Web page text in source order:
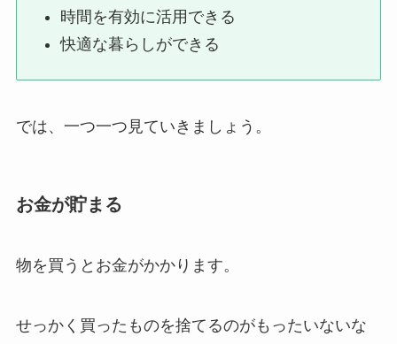
時間を有効に活用できる
快適な暮らしができる
では、一つ一つ見ていきましょう。
お金が貯まる
物を買うとお金がかかります。
せっかく買ったものを捨てるのがもったいないな